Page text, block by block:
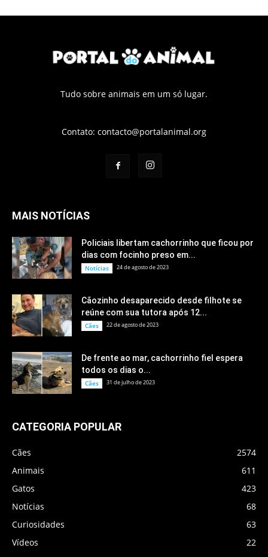
Tudo sobre animais em um só lugar.
Contato: contacto@portalanimal.org
MAIS NOTÍCIAS
Policiais libertam cachorrinho que ficou por
dias com focinho preso em...
Notícias 24 de agosto de 2023
Cãozinho desaparecido desde filhote se
reúne com sua tutora após 12...
Cães 22 de agosto de 2023
De frente ao mar, cachorrinho fiel espera
todos os dias o...
Cães 31 de julho de 2023
CATEGORIA POPULAR
Cães
2574
Animais
611
Gatos
423
Notícias
68
Curiosidades
63
Vídeos
22